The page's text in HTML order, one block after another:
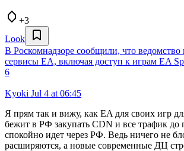
+3
Look
В Роскомнадзоре сообщили, что ведомство
сервисы EA, включая доступ к играм EA
6
Kyoki Jul 4 at 06:45
Я прям так и вижу, как EA для своих игр
бежит в РФ закупать CDN и все трафик до
спокойно идет через РФ. Ведь ничего не
расширяются, а новые современные ДЦ